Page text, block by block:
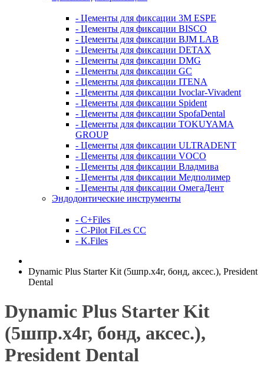
- Цементы для фиксации 3M ESPE
- Цементы для фиксации BISCO
- Цементы для фиксации BJM LAB
- Цементы для фиксации DETAX
- Цементы для фиксации DMG
- Цементы для фиксации GC
- Цементы для фиксации ITENA
- Цементы для фиксации Ivoclar-Vivadent
- Цементы для фиксации Spident
- Цементы для фиксации SpofaDental
- Цементы для фиксации TOKUYAMA
GROUP
- Цементы для фиксации ULTRADENT
- Цементы для фиксации VOCO
- Цементы для фиксации Владмива
- Цементы для фиксации Медполимер
- Цементы для фиксации ОмегаДент
Эндодонтические инструменты
- C+Files
- C-Pilot FiLes CC
- K.Files
Dynamic Plus Starter Kit (5шпр.х4г, бонд, аксес.), President
Dental
Dynamic Plus Starter Kit
(5шпр.х4г, бонд, аксес.),
President Dental